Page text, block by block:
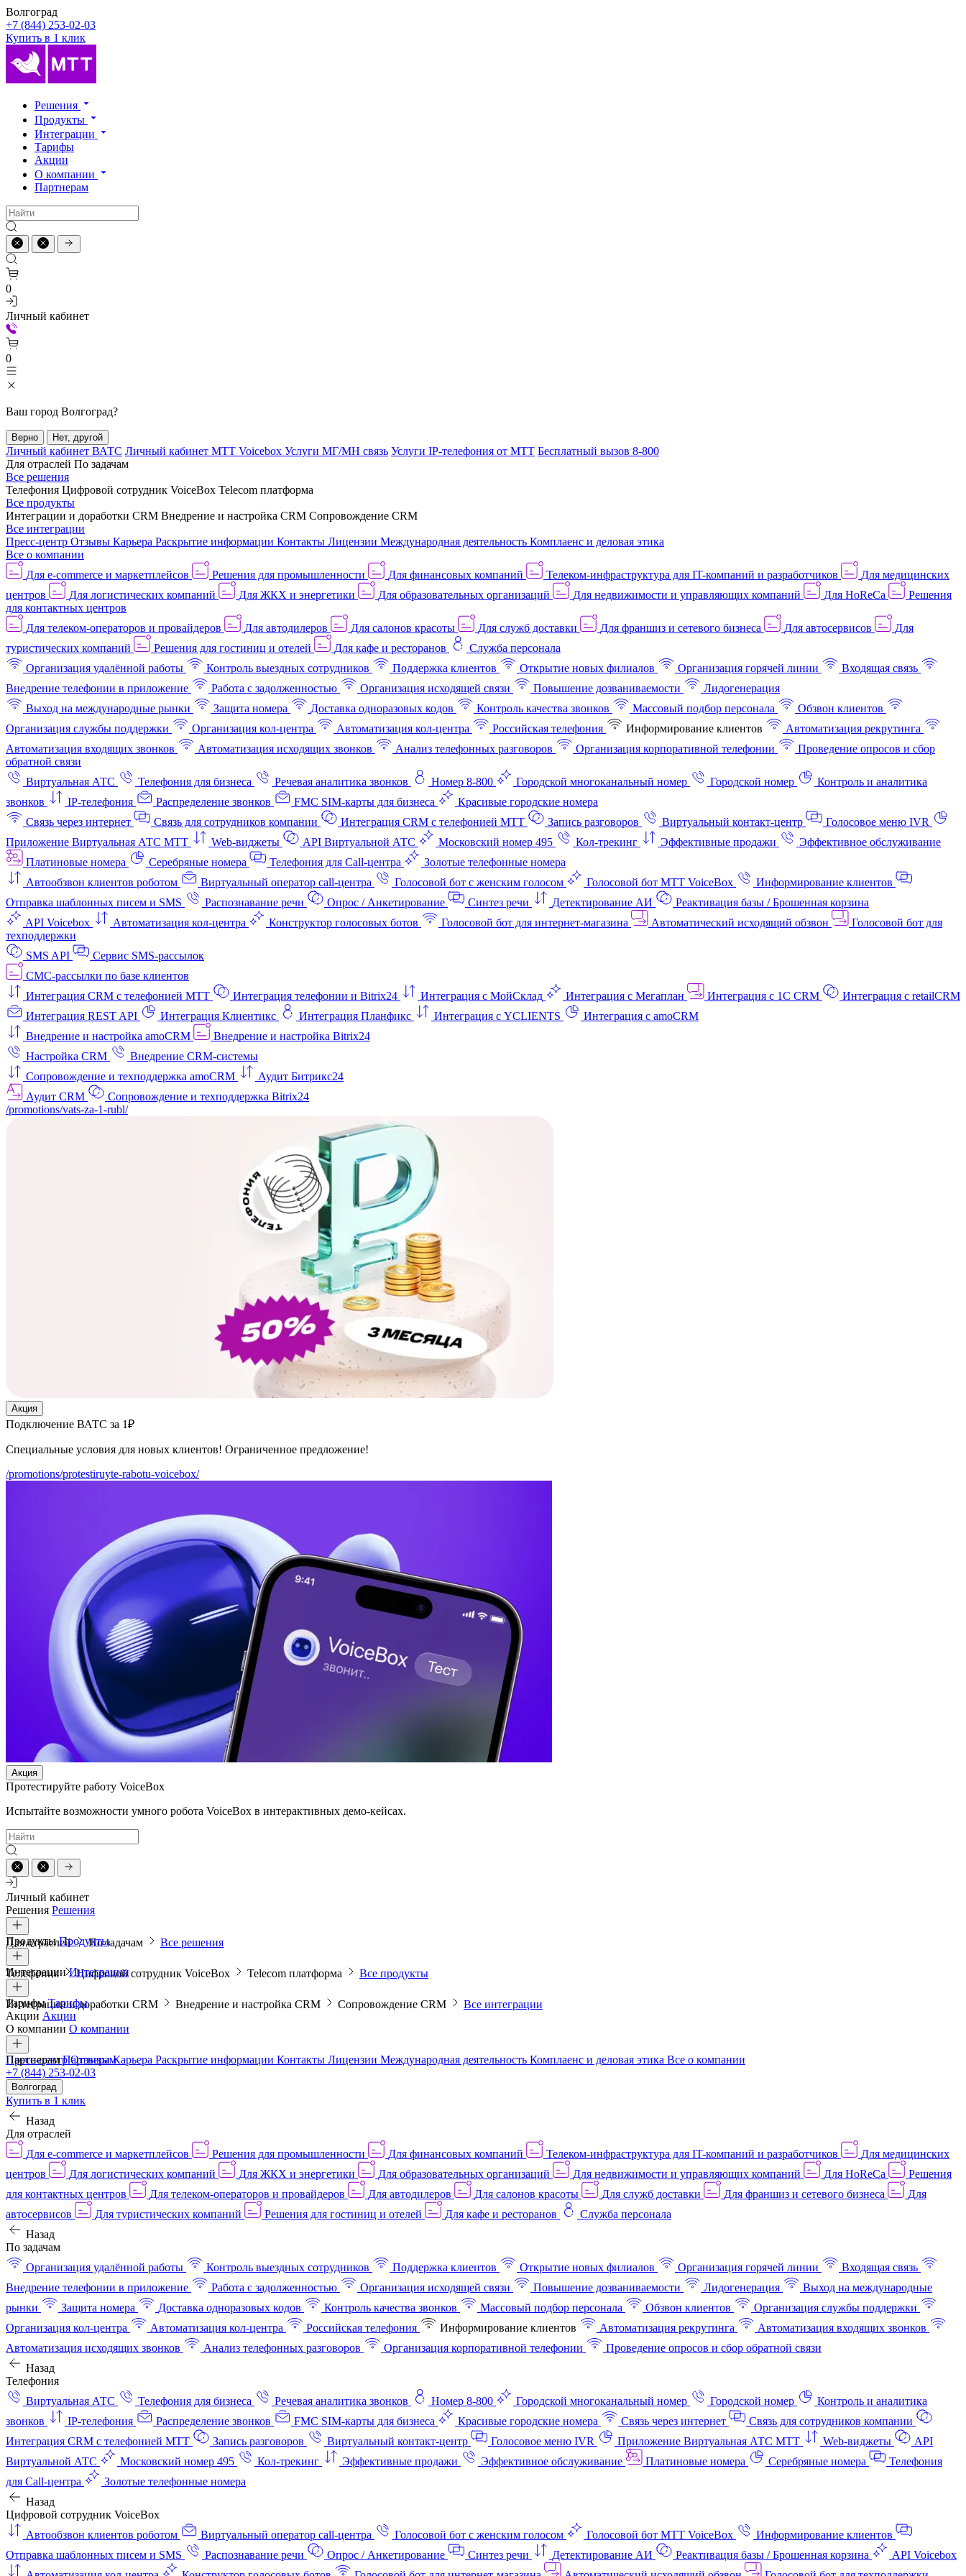
Волгоград
+7 (844) 253-02-03
Купить в 1 клик
Решения
Продукты
Интеграции
Тарифы
Акции
О компании
Партнерам
0
Личный кабинет
0
Ваш город Волгоград?
Верно Нет, другой
Личный кабинет ВАТС Личный кабинет МТТ Voicebox Услуги МГ/МН связь Услуги IP-телефония от МТТ Бесплатный вызов 8-800
Для отраслей По задачам
Все решения
Телефония Цифровой сотрудник VoiceBox Telecom платформа
Все продукты
Интеграции и доработки CRM Внедрение и настройка CRM Сопровождение CRM
Все интеграции
Пресс-центр Отзывы Карьера Раскрытие информации Контакты Лицензии Международная деятельность Комплаенс и деловая этика
Все о компании
Для e-commerce и маркетплейсов
Решения для промышленности Для финансовых компаний Телеком-инфраструктура для IT-компаний и разработчиков
Для медицинских
центров
Для логистических компаний Для ЖКХ и энергетики Для образовательных организаций Для недвижимости и управляющих компаний Для HoReCa
Решения
для контактных центров
Для телеком-операторов и провайдеров
Для автодилеров Для салонов красоты Для служб доставки Для франшиз и сетевого бизнеса Для автосервисов
Для
туристических компаний
Решения для гостиниц и отелей Для кафе и ресторанов
Служба персонала
Организация удалённой работы
Контроль выездных сотрудников Поддержка клиентов Открытие новых филиалов Организация горячей линии
Входящая связь
Внедрение телефонии в приложение
Работа с задолженностью Организация исходящей связи Повышение дозваниваемости
Лидогенерация
Выход на международные рынки
Защита номера Доставка одноразовых кодов Контроль качества звонков Массовый подбор персонала
Обзвон клиентов
Организация службы поддержки
Организация кол-центра Автоматизация кол-центра Российская телефония Информирование клиентов
Автоматизация рекрутинга
Автоматизация входящих звонков
Автоматизация исходящих звонков Анализ телефонных разговоров Организация корпоративной телефонии
Проведение опросов и сбор
обратной связи
Виртуальная АТС
Телефония для бизнеса Речевая аналитика звонков Номер 8-800 Городской многоканальный номер Городской номер
Контроль и аналитика
звонков
IP-телефония Распределение звонков FMC SIM-карты для бизнеса
Красивые городские номера
Связь через интернет
Связь для сотрудников компании Интеграция CRM с телефонией МТТ Запись разговоров Виртуальный контакт‑центр
Голосовое меню IVR
Приложение Виртуальная АТС МТТ
Web-виджеты API Виртуальной АТС Московский номер 495 Кол-трекинг Эффективные продажи
Эффективное обслуживание
Платиновые номера
Серебряные номера Телефония для Call-центра
Золотые телефонные номера
Автообзвон клиентов роботом
Виртуальный оператор call-центра Голосовой бот с женским голосом Голосовой бот МТТ VoiceBox
Информирование клиентов
Отправка шаблонных писем и SMS
Распознавание речи Опрос / Анкетирование Синтез речи Детектирование АИ
Реактивация базы / Брошенная корзина
API Voicebox
Автоматизация кол‑центра Конструктор голосовых ботов Голосовой бот для интернет‑магазина Автоматический исходящий обзвон
Голосовой бот для
техподдержки
SMS API
Сервис SMS-рассылок
СМС-рассылки по базе клиентов
Интеграция CRM с телефонией МТТ
Интеграция телефонии и Bitrix24 Интеграция с МойСклад Интеграция с Мегаплан Интеграция с 1C CRM
Интеграция с retailCRM
Интеграция REST API
Интеграция Клиентикс Интеграция Планфикс Интеграция с YCLIENTS
Интеграция с amoCRM
Внедрение и настройка amoCRM
Внедрение и настройка Bitrix24
Настройка CRM
Внедрение CRM-системы
Сопровождение и техподдержка amoCRM
Аудит Битрикс24
Аудит CRM
Сопровождение и техподдержка Bitrix24
/promotions/vats-za-1-rubl/
Акция
Подключение ВАТС за 1₽
Специальные условия для новых клиентов! Ограниченное предложение!
/promotions/protestiruyte-rabotu-voicebox/
Акция
Протестируйте работу VoiceBox
Испытайте возможности умного робота VoiceBox в интерактивных демо-кейсах.
Личный кабинет
Решения Решения
Для отраслей По задачам Все решения
ПродуктыПродукты
Телефония Цифровой сотрудник VoiceBox Telecom платформа Все продукты
ИнтеграцииИнтеграции
Интеграции и доработки CRM Внедрение и настройка CRM Сопровождение CRM Все интеграции
ТарифыТарифы
Акции Акции
О компании О компании
Пресс-центрОтзывыКарьера Раскрытие информации Контакты Лицензии Международная деятельность Комплаенс и деловая этика Все о компании
ПартнерамПартнерам
+7 (844) 253-02-03
Волгоград
Купить в 1 клик
Назад
Для отраслей
Для e-commerce и маркетплейсов
Решения для промышленности Для финансовых компаний Телеком-инфраструктура для IT-компаний и разработчиков
Для медицинских
центров
Для логистических компаний Для ЖКХ и энергетики Для образовательных организаций Для недвижимости и управляющих компаний Для HoReCa
Решения
для контактных центров
Для телеком-операторов и провайдеров Для автодилеров Для салонов красоты Для служб доставки Для франшиз и сетевого бизнеса
Для
автосервисов
Для туристических компаний Решения для гостиниц и отелей Для кафе и ресторанов
Служба персонала
Назад
По задачам
Организация удалённой работы
Контроль выездных сотрудников Поддержка клиентов Открытие новых филиалов Организация горячей линии
Входящая связь
Внедрение телефонии в приложение
Работа с задолженностью Организация исходящей связи Повышение дозваниваемости Лидогенерация
Выход на международные
рынки
Защита номера Доставка одноразовых кодов Контроль качества звонков Массовый подбор персонала Обзвон клиентов
Организация службы поддержки
Организация кол-центра
Автоматизация кол-центра Российская телефония Информирование клиентов Автоматизация рекрутинга
Автоматизация входящих звонков
Автоматизация исходящих звонков
Анализ телефонных разговоров Организация корпоративной телефонии
Проведение опросов и сбор обратной связи
Назад
Телефония
Виртуальная АТС
Телефония для бизнеса Речевая аналитика звонков Номер 8-800 Городской многоканальный номер Городской номер
Контроль и аналитика
звонков
IP-телефония Распределение звонков FMC SIM-карты для бизнеса Красивые городские номера Связь через интернет
Связь для сотрудников компании
Интеграция CRM с телефонией МТТ
Запись разговоров Виртуальный контакт‑центр Голосовое меню IVR Приложение Виртуальная АТС МТТ Web-виджеты
API
Виртуальной АТС
Московский номер 495 Кол-трекинг Эффективные продажи Эффективное обслуживание Платиновые номера Серебряные номера
Телефония
для Call-центра
Золотые телефонные номера
Назад
Цифровой сотрудник VoiceBox
Автообзвон клиентов роботом
Виртуальный оператор call-центра Голосовой бот с женским голосом Голосовой бот МТТ VoiceBox
Информирование клиентов
Отправка шаблонных писем и SMS
Распознавание речи Опрос / Анкетирование Синтез речи Детектирование АИ Реактивация базы / Брошенная корзина
API Voicebox